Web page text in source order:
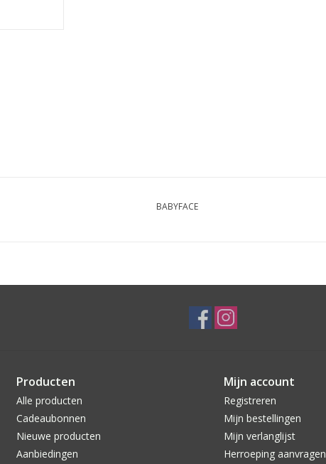
BABYFACE
Producten
Alle producten
Cadeaubonnen
Nieuwe producten
Aanbiedingen
Mijn account
Registreren
Mijn bestellingen
Mijn verlanglijst
Herroeping aanvragen